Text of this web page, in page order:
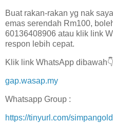
Buat rakan-rakan yg nak
emas serendah Rm100,
60136408906 atau klik link
respon lebih cepat.
Klik link WhatsApp
gap.wasap.my
Whatsapp Group :
https://tinyurl.com/simpangold